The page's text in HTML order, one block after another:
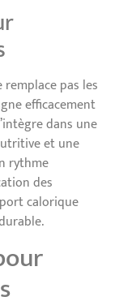
pas les
efficacement
dans une
et une
rythme
des
calorique